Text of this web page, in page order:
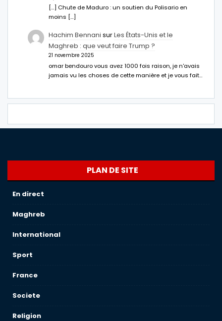
[…] Chute de Maduro : un soutien du Polisario en
moins […]
Hachim Bennani surLes États-Unis et le
Maghreb : que veut faire Trump ?
21 novembre 2025
omar bendouro vous avez 1000 fois raison, je n'avais
jamais vu les choses de cette manière et je vous fait…
PLAN DE SITE
En direct
Maghreb
International
Sport
France
Societe
Religion